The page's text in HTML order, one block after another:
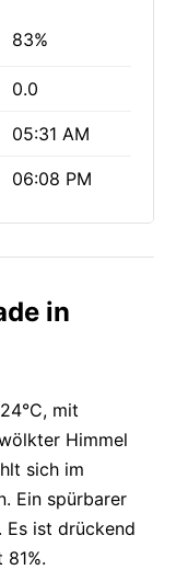
83%
0.0
05:31 AM
06:08 PM
in
mit
Himmel
sich im
Ein spürbarer
ist drückend